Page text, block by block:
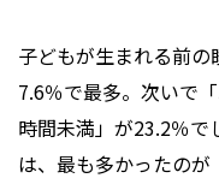
子どもが生まれる前
7.6％で最多。次いで
時間未満」が23.2％
は、最も多かったの